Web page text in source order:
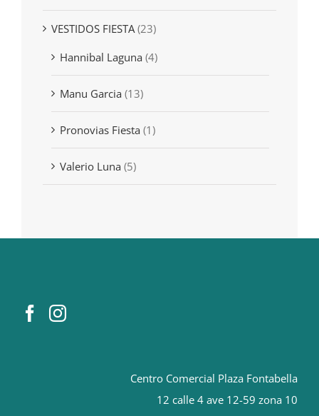
VESTIDOS FIESTA (23)
Hannibal Laguna (4)
Manu Garcia (13)
Pronovias Fiesta (1)
Valerio Luna (5)
Centro Comercial Plaza Fontabella
12 calle 4 ave 12-59 zona 10